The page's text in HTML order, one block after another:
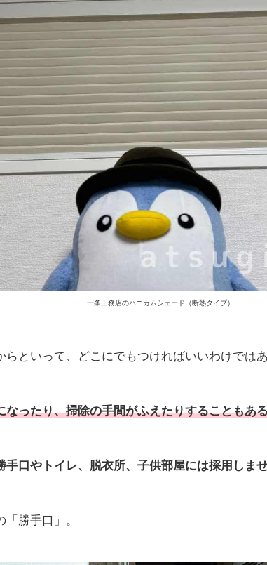
一条工務店のハニカムシェード（断熱タイプ）
らといって、どこにでもつければいいわけではあ
なったり、掃除の手間がふえたりすることもあ
手口やトイレ、脱衣所、子供部屋には採用しませ
勝手口」。